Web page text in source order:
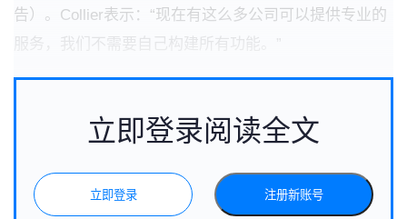
告）。Collier表示：“现在有这么多公司可以提供专业的
服务，我们不需要自己构建所有功能。”
立即登录阅读全文
立即登录 注册新账号